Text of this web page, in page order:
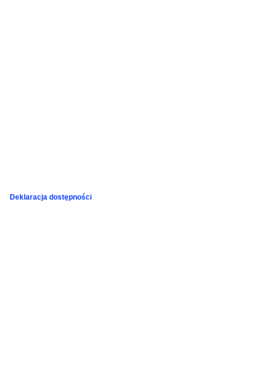
Deklaracja dostępności